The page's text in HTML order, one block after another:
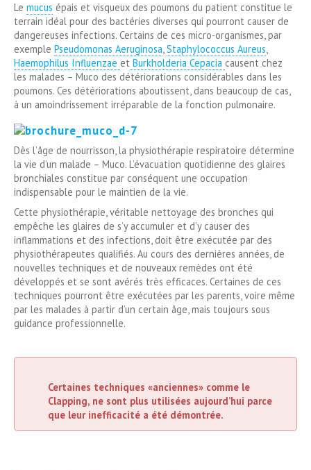
Le mucus épais et visqueux des poumons du patient constitue le
terrain idéal pour des bactéries diverses qui pourront causer de
dangereuses infections. Certains de ces micro-organismes, par
exemple Pseudomonas Aeruginosa,Staphylococcus Aureus,
Haemophilus Influenzae et Burkholderia Cepacia causent chez
les malades – Muco des détériorations considérables dans les
poumons. Ces détériorations aboutissent, dans beaucoup de cas,
à un amoindrissement irréparable de la fonction pulmonaire.
Dès l’âge de nourrisson, la physiothérapie respiratoire détermine
la vie d’un malade – Muco. L’évacuation quotidienne des glaires
bronchiales constitue par conséquent une occupation
indispensable pour le maintien de la vie.
Cette physiothérapie, véritable nettoyage des bronches qui
empêche les glaires de s’y accumuler et d’y causer des
inflammations et des infections, doit être exécutée par des
physiothérapeutes qualifiés. Au cours des dernières années, de
nouvelles techniques et de nouveaux remèdes ont été
développés et se sont avérés très efficaces. Certaines de ces
techniques pourront être exécutées par les parents, voire même
par les malades à partir d’un certain âge, mais toujours sous
guidance professionnelle.
Certaines techniques «anciennes» comme le
Clapping, ne sont plus utilisées aujourd’hui parce
que leur inefficacité a été démontrée.